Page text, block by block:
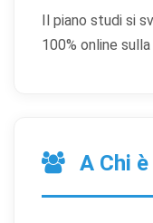
Il piano studi si
100% online
A Chi